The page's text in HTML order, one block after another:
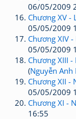
06/05/2009
Chương XV -
05/05/2009
Chương XIV
05/05/2009
Chương XIII
(Nguyễn Anh
Chương XII -
05/05/2009
Chương XI -
16:55